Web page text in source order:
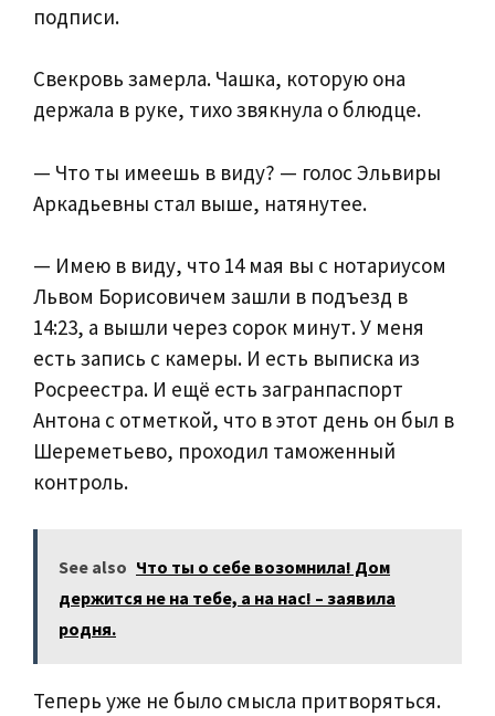
подписи.
Свекровь замерла. Чашка, которую она
держала в руке, тихо звякнула о блюдце.
— Что ты имеешь в виду? — голос Эльвиры
Аркадьевны стал выше, натянутее.
— Имею в виду, что 14 мая вы с нотариусом
Львом Борисовичем зашли в подъезд в
14:23, а вышли через сорок минут. У меня
есть запись с камеры. И есть выписка из
Росреестра. И ещё есть загранпаспорт
Антона с отметкой, что в этот день он был в
Шереметьево, проходил таможенный
контроль.
See also Что ты о себе возомнила! Дом
держится не на тебе, а на нас! – заявила
родня.
Теперь уже не было смысла притворяться.